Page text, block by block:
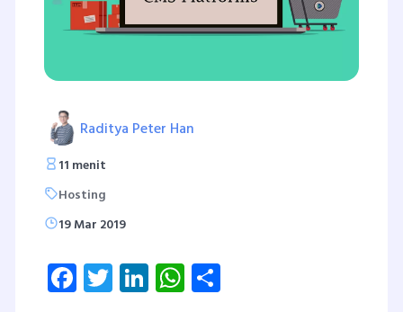
Raditya Peter Han
11 menit
Hosting
19 Mar 2019
Facebook
Twitter
LinkedInWhatsApp